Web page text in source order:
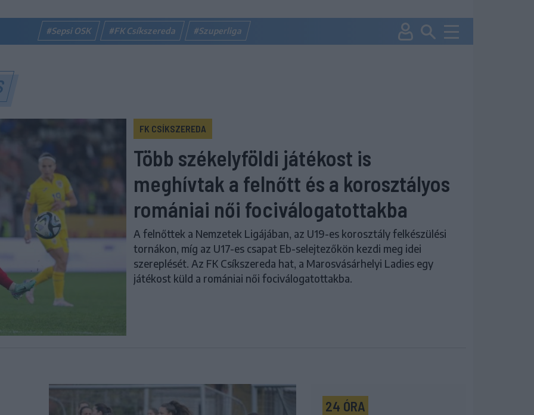
#Sepsi OSK #FK Csíkszereda #Szuperliga
FK CSÍKSZEREDA
Több székelyföldi játékost is
meghívtak a felnőtt és a korosztályos
romániai női fociválogatottakba
A felnőttek a Nemzetek Ligájában, az U19-es korosztály felkészülési
tornákon, míg az U17-es csapat Eb-selejtezőkön kezdi meg idei
szereplését. Az FK Csíkszereda hat, a Marosvásárhelyi Ladies egy
játékost küld a romániai női fociválogatottakba.
24 ÓRA